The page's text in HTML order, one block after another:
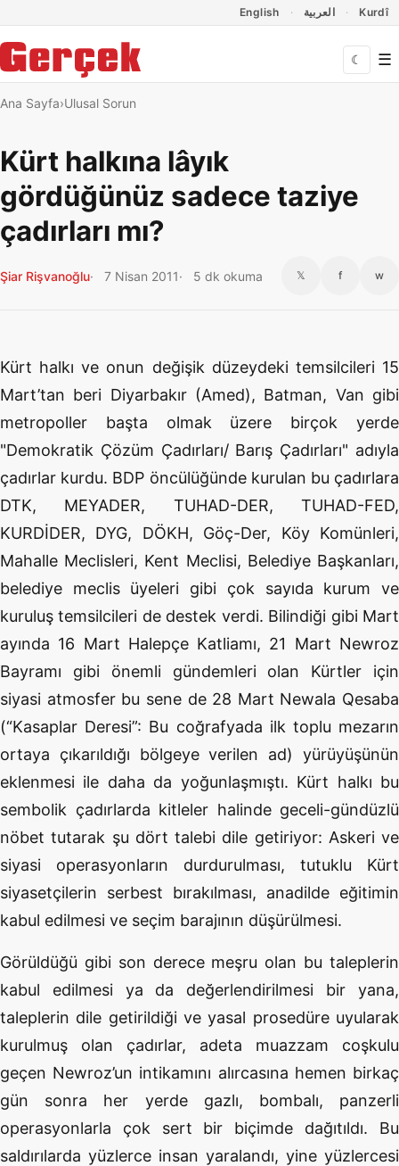
English العربية Kurdî
☾ ☰
Ana Sayfa Ulusal Sorun
Kürt halkına lâyık
gördüğünüz sadece taziye
çadırları mı?
Şiar Rişvanoğlu 7 Nisan 2011 5 dk okuma 𝕏 f w
Kürt halkı ve onun değişik düzeydeki temsilcileri 15
Mart’tan beri Diyarbakır (Amed), Batman, Van gibi
metropoller başta olmak üzere birçok yerde
"Demokratik Çözüm Çadırları/ Barış Çadırları" adıyla
çadırlar kurdu. BDP öncülüğünde kurulan bu çadırlara
DTK, MEYADER, TUHAD-DER, TUHAD-FED,
KURDİDER, DYG, DÖKH, Göç-Der, Köy Komünleri,
Mahalle Meclisleri, Kent Meclisi, Belediye Başkanları,
belediye meclis üyeleri gibi çok sayıda kurum ve
kuruluş temsilcileri de destek verdi. Bilindiği gibi Mart
ayında 16 Mart Halepçe Katliamı, 21 Mart Newroz
Bayramı gibi önemli gündemleri olan Kürtler için
siyasi atmosfer bu sene de 28 Mart Newala Qesaba
(“Kasaplar Deresi”: Bu coğrafyada ilk toplu mezarın
ortaya çıkarıldığı bölgeye verilen ad) yürüyüşünün
eklenmesi ile daha da yoğunlaşmıştı. Kürt halkı bu
sembolik çadırlarda kitleler halinde geceli-gündüzlü
nöbet tutarak şu dört talebi dile getiriyor: Askeri ve
siyasi operasyonların durdurulması, tutuklu Kürt
siyasetçilerin serbest bırakılması, anadilde eğitimin
kabul edilmesi ve seçim barajının düşürülmesi.
Görüldüğü gibi son derece meşru olan bu taleplerin
kabul edilmesi ya da değerlendirilmesi bir yana,
taleplerin dile getirildiği ve yasal prosedüre uyularak
kurulmuş olan çadırlar, adeta muazzam coşkulu
geçen Newroz’un intikamını alırcasına hemen birkaç
gün sonra her yerde gazlı, bombalı, panzerli
operasyonlarla çok sert bir biçimde dağıtıldı. Bu
saldırılarda yüzlerce insan yaralandı, yine yüzlercesi